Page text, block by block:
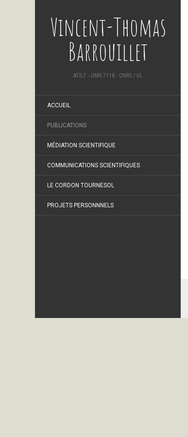
Vincent-Thomas
Barrouillet
ATILF - UMR 7118 - CNRS / UL
ACCUEIL
PUBLICATIONS
MÉDIATION SCIENTIFIQUE
COMMUNICATIONS SCIENTIFIQUES
LE CORDON TOURNESOL
PROJETS PERSONNNELS